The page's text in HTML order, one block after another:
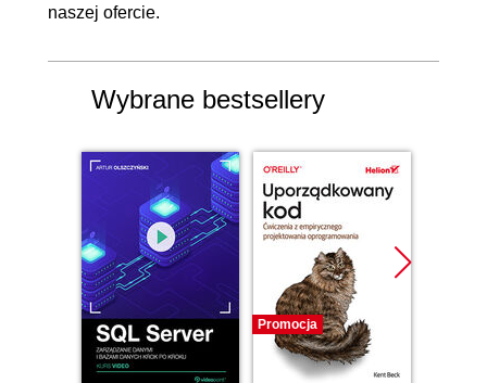
naszej ofercie.
Wybrane bestsellery
Promocja